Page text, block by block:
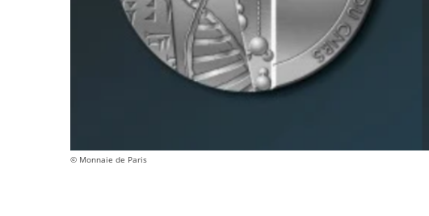
© Monnaie de Paris